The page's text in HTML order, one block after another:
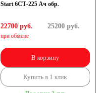
Start 6СТ-225 Ач обр.
22700 руб.
при обмене
25200 руб.
В корзину
Купить в 1 клик